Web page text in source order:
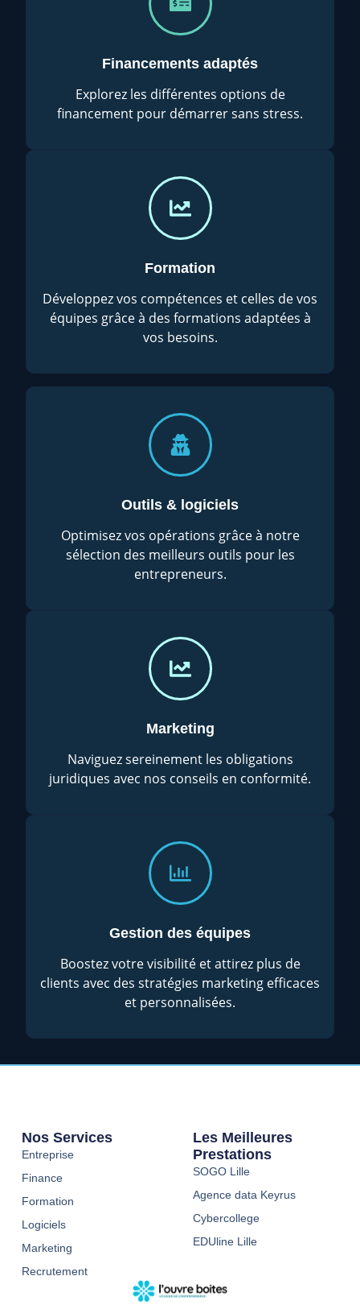
Financements adaptés
Explorez les différentes options de
financement pour démarrer sans stress.
Formation
Développez vos compétences et celles de vos
équipes grâce à des formations adaptées à
vos besoins.
Outils & logiciels
Optimisez vos opérations grâce à notre
sélection des meilleurs outils pour les
entrepreneurs.
Marketing
Naviguez sereinement les obligations
juridiques avec nos conseils en conformité.
Gestion des équipes
Boostez votre visibilité et attirez plus de
clients avec des stratégies marketing efficaces
et personnalisées.
Nos Services
Entreprise
Finance
Formation
Logiciels
Marketing
Recrutement
Les Meilleures
Prestations
SOGO Lille
Agence data Keyrus
Cybercollege
EDUline Lille